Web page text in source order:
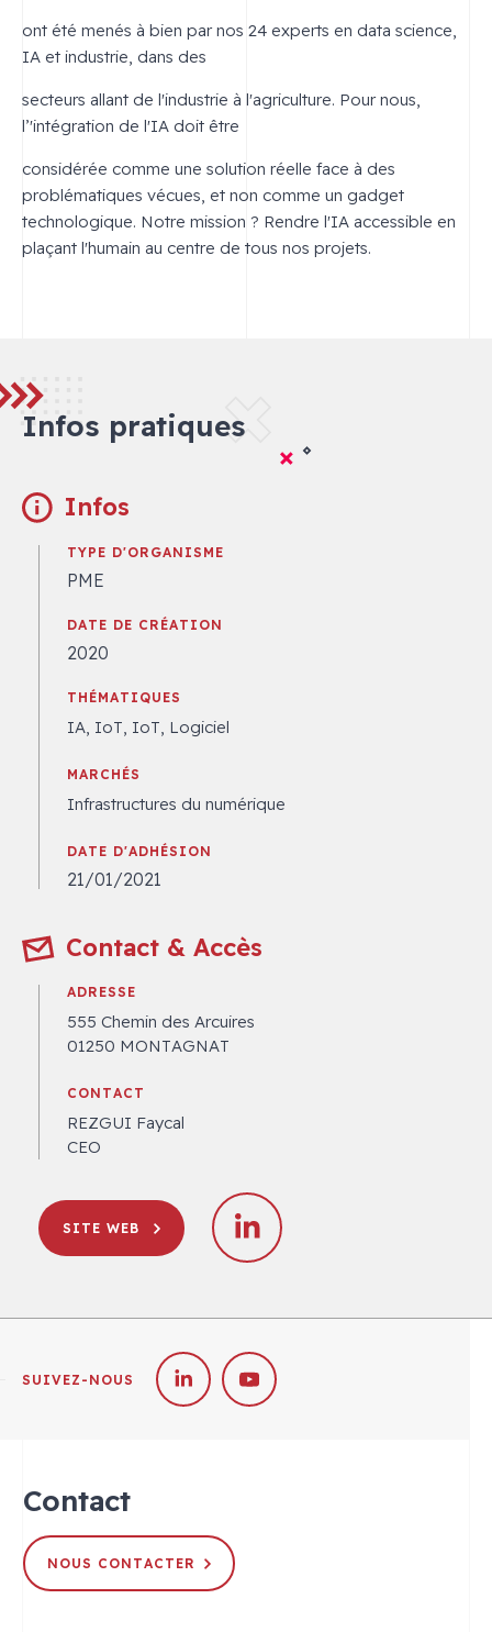
ont été menés à bien par nos 24 experts en data science,
IA et industrie, dans des
secteurs allant de l'industrie à l'agriculture. Pour nous,
l’'intégration de l'IA doit être
considérée comme une solution réelle face à des
problématiques vécues, et non comme un gadget
technologique. Notre mission ? Rendre l'IA accessible en
plaçant l'humain au centre de tous nos projets.
Infos pratiques
Infos
TYPE D'ORGANISME
PME
DATE DE CRÉATION
2020
THÉMATIQUES
IA, IoT, IoT, Logiciel
MARCHÉS
Infrastructures du numérique
DATE D'ADHÉSION
21/01/2021
Contact & Accès
ADRESSE
555 Chemin des Arcuires
01250 MONTAGNAT
CONTACT
REZGUI Faycal
CEO
SITE WEB
SUIVEZ-NOUS
Contact
NOUS CONTACTER